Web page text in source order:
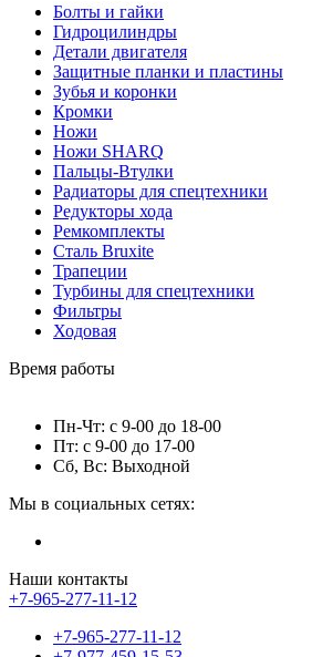
Болты и гайки
Гидроцилиндры
Детали двигателя
Защитные планки и пластины
Зубья и коронки
Кромки
Ножи
Ножи SHARQ
Пальцы-Втулки
Радиаторы для спецтехники
Редукторы хода
Ремкомплекты
Сталь Bruxite
Трапеции
Турбины для спецтехники
Фильтры
Ходовая
Время работы
Пн-Чт: с 9-00 до 18-00
Пт: с 9-00 до 17-00
Сб, Вс: Выходной
Мы в социальных сетях:
Наши контакты
+7-965-277-11-12
+7-965-277-11-12